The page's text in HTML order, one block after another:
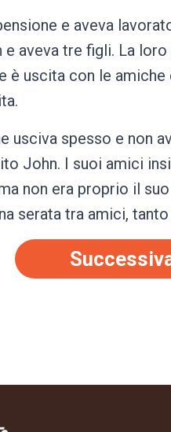
e aveva
aveva tre figli. La
è uscita con le
usciva spesso e non
John. I suoi amici
non era proprio il
serata tra amici,